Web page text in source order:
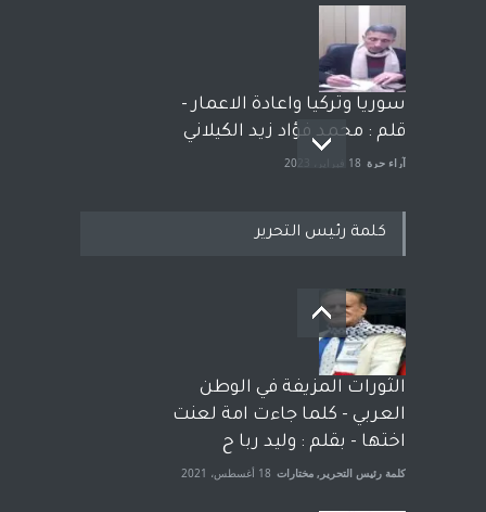
سوريا وتركيا واعادة الاعمار -
قلم : محمد فؤاد زيد الكيلاني
آراء حرة 18 فبراير، 2023
بعد معارك قضائية طاحنة كتب
وترافع فيها بنفسه مرة اخرى..
الشيخ طارق يوسف يقهر
الحكومة الأمريكية ، فأعطوه
الجنسية عن يد وهم صاغرون،
آراء حرة مختارات 7 أبريل، 2023
كلمة رئيس التحرير
الثورات المزيفة في الوطن
العربي - كلما جاءت امة لعنت
اختها - بقلم : وليد ربا ح
كلمة رئيس التحرير , مختارات 18 أغسطس، 2021